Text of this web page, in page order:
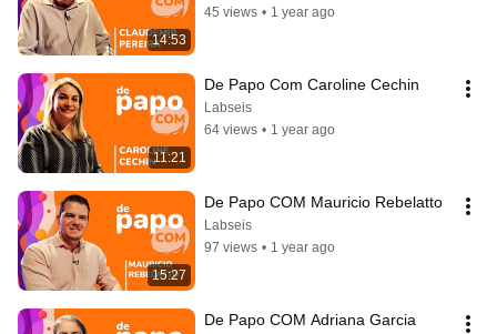
14:53
45 views • 1 year ago
11:21
De Papo Com Caroline Cechin
Labseis
64 views • 1 year ago
15:27
De Papo COM Mauricio Rebelatto
Labseis
97 views • 1 year ago
De Papo COM Adriana Garcia